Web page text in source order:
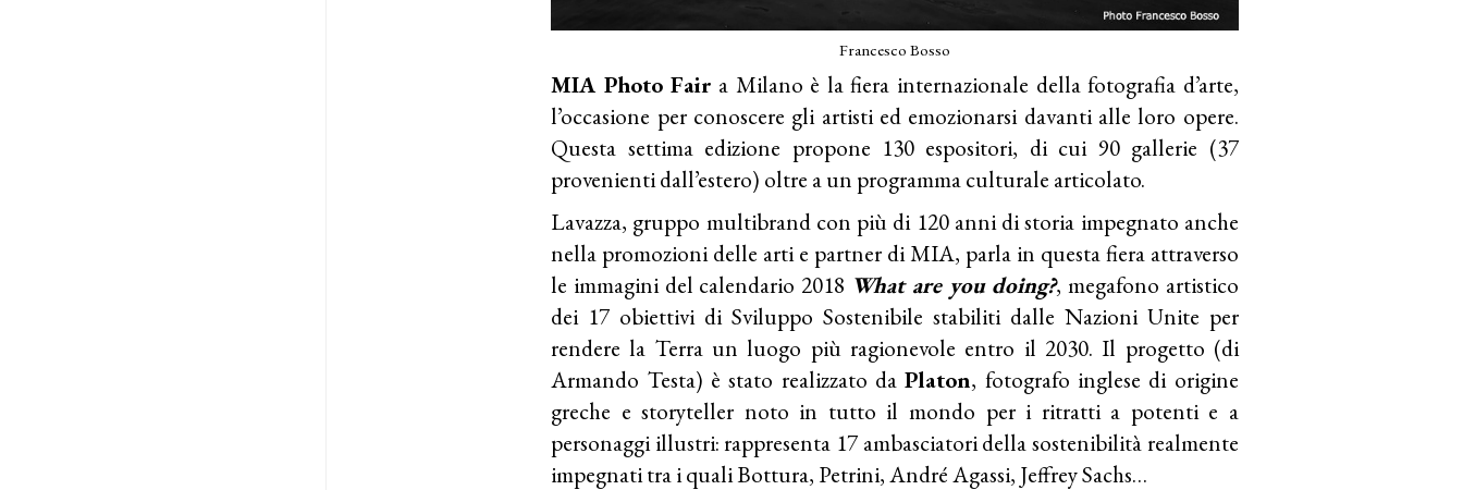
Francesco Bosso
MIA Photo Fair a Milano è la fiera internazionale della fotografia d’arte,
l’occasione per conoscere gli artisti ed emozionarsi davanti alle loro opere.
Questa settima edizione propone 130 espositori, di cui 90 gallerie (37
provenienti dall’estero) oltre a un programma culturale articolato.
Lavazza, gruppo multibrand con più di 120 anni di storia impegnato anche
nella promozioni delle arti e partner di MIA, parla in questa fiera attraverso
le immagini del calendario 2018 What are you doing?, megafono artistico
dei 17 obiettivi di Sviluppo Sostenibile stabiliti dalle Nazioni Unite per
rendere la Terra un luogo più ragionevole entro il 2030. Il progetto (di
Armando Testa) è stato realizzato daPlaton, fotografo inglese di origine
greche e storyteller noto in tutto il mondo per i ritratti a potenti e a
personaggi illustri: rappresenta 17 ambasciatori della sostenibilità realmente
impegnati tra i quali Bottura, Petrini, André Agassi, Jeffrey Sachs…